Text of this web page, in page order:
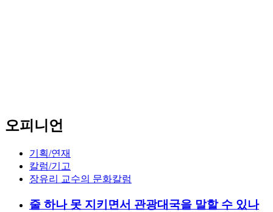
오피니언
기획/연재
칼럼/기고
장유리 교수의 문화칼럼
줄 하나 못 지키면서 관광대국을 말할 수 있나